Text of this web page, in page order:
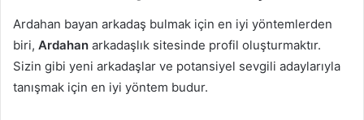
Ardahan bayan arkadaş bulmak için en iyi yöntemlerden
biri, Ardahan arkadaşlık sitesinde profil oluşturmaktır.
Sizin gibi yeni arkadaşlar ve potansiyel sevgili adaylarıyla
tanışmak için en iyi yöntem budur.